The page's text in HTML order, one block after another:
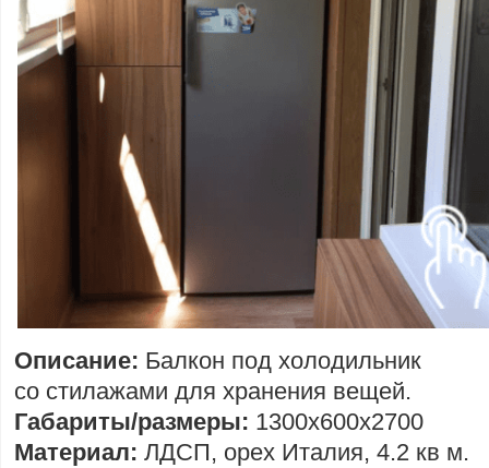
Описание: Балкон под холодильник
со стилажами для хранения вещей.
Габариты/размеры: 1300х600х2700
Материал: ЛДСП, орех Италия, 4.2 кв м.